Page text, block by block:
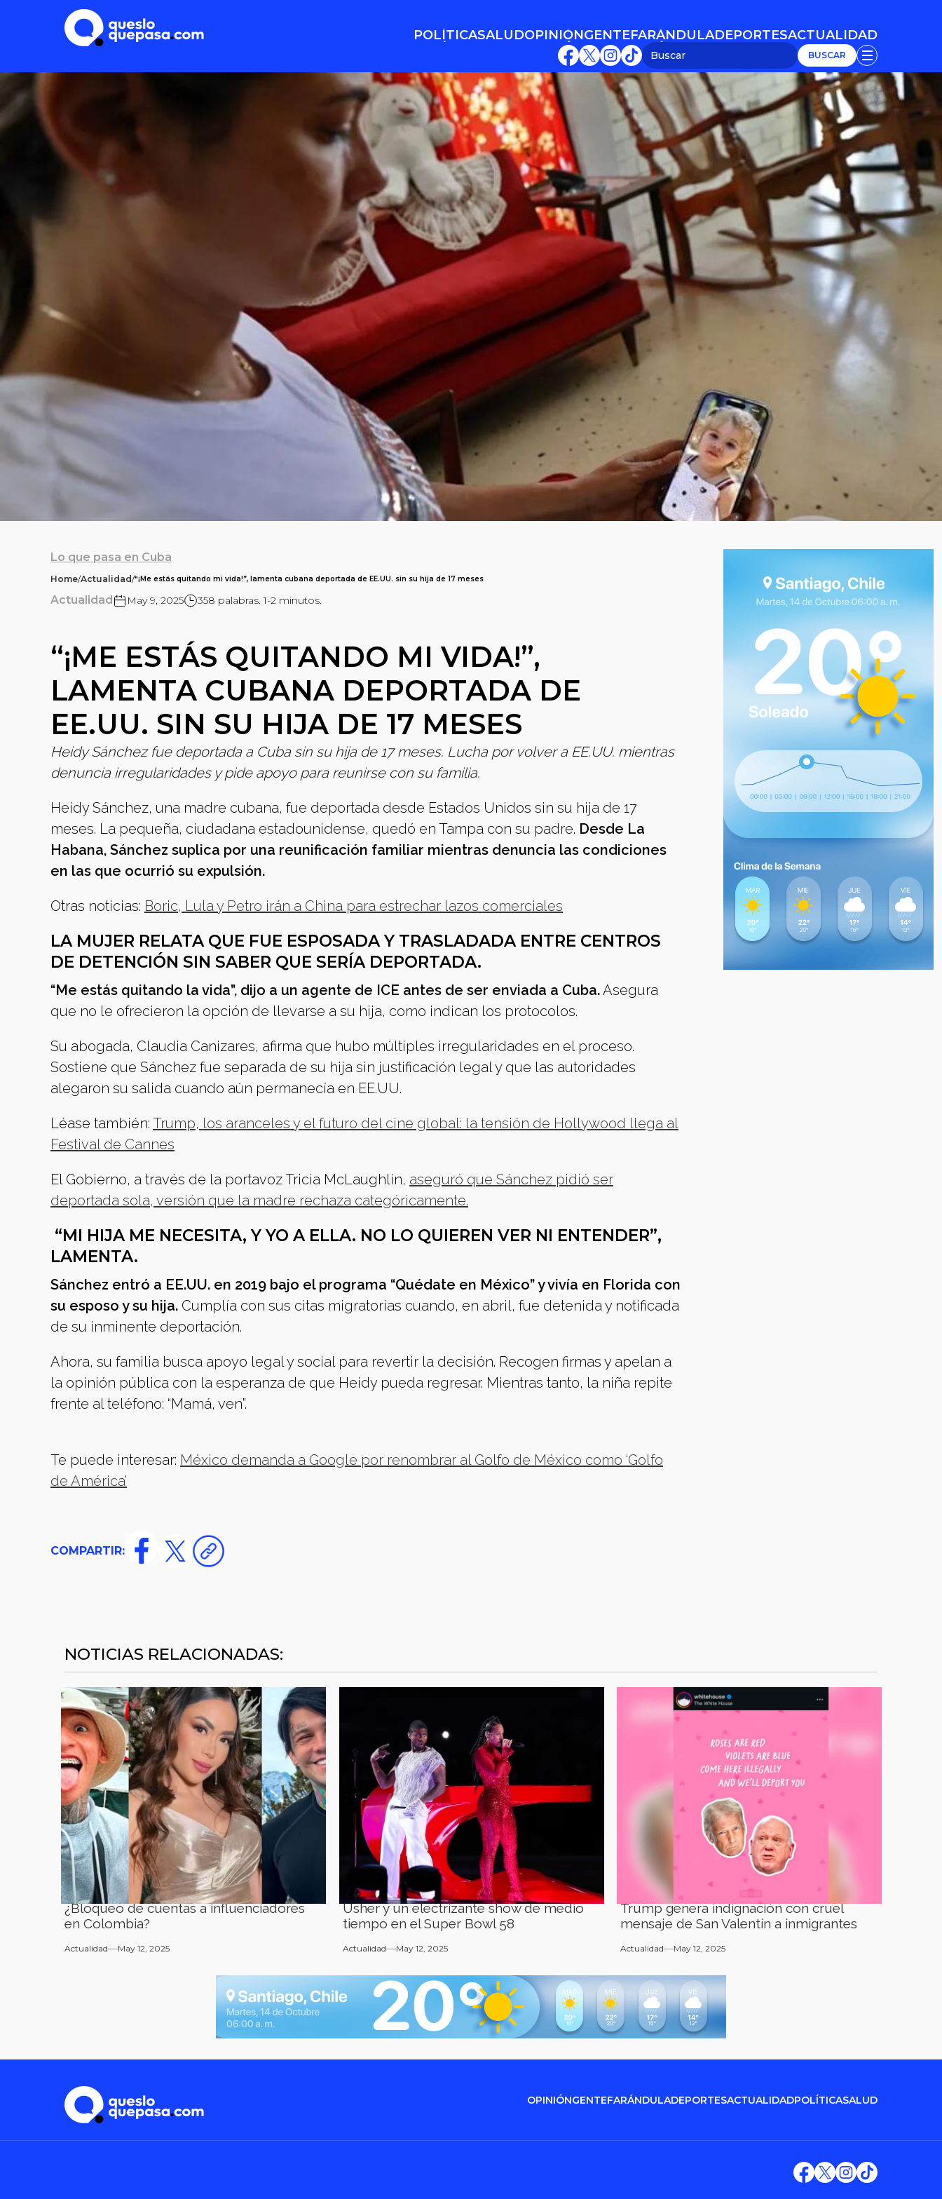
POLÍTICASALUDOPINIÓN
OPINIÓN
GENTE
GENTE
FARÁNDULA
FARÁNDULA
DEPORTESACTUALIDAD
ACTUALIDAD
Lo que pasa en Cuba
Home/Actualidad/“¡Me estás quitando mi vida!”, lamenta cubana deportada de EE.UU. sin su hija de 17 meses
Actualidad May 9, 2025 358 palabras. 1-2 minutos.
“¡ME ESTÁS QUITANDO MI VIDA!”,
LAMENTA CUBANA DEPORTADA DE
EE.UU. SIN SU HIJA DE 17 MESES
Heidy Sánchez fue deportada a Cuba sin su hija de 17 meses. Lucha por volver a EE.UU. mientras
denuncia irregularidades y pide apoyo para reunirse con su familia.
Heidy Sánchez, una madre cubana, fue deportada desde Estados Unidos sin su hija de 17
meses. La pequeña, ciudadana estadounidense, quedó en Tampa con su padre. Desde La
Habana, Sánchez suplica por una reunificación familiar mientras denuncia las condiciones
en las que ocurrió su expulsión.
Otras noticias: Boric, Lula y Petro irán a China para estrechar lazos comerciales
LA MUJER RELATA QUE FUE ESPOSADA Y TRASLADADA ENTRE CENTROS
DE DETENCIÓN SIN SABER QUE SERÍA DEPORTADA.
“Me estás quitando la vida”, dijo a un agente de ICE antes de ser enviada a Cuba.Asegura
que no le ofrecieron la opción de llevarse a su hija, como indican los protocolos.
Su abogada, Claudia Canizares, afirma que hubo múltiples irregularidades en el proceso.
Sostiene que Sánchez fue separada de su hija sin justificación legal y que las autoridades
alegaron su salida cuando aún permanecía en EE.UU.
Léase también: Trump, los aranceles y el futuro del cine global: la tensión de Hollywood llega al
Festival de Cannes
El Gobierno, a través de la portavoz Tricia McLaughlin, aseguró que Sánchez pidió ser
deportada sola, versión que la madre rechaza categóricamente.
“MI HIJA ME NECESITA, Y YO A ELLA. NO LO QUIEREN VER NI ENTENDER”,
LAMENTA.
Sánchez entró a EE.UU. en 2019 bajo el programa “Quédate en México” y vivía en Florida con
su esposo y su hija. Cumplía con sus citas migratorias cuando, en abril, fue detenida y notificada
de su inminente deportación.
Ahora, su familia busca apoyo legal y social para revertir la decisión. Recogen firmas y apelan a
la opinión pública con la esperanza de que Heidy pueda regresar. Mientras tanto, la niña repite
frente al teléfono: “Mamá, ven”.
Te puede interesar: México demanda a Google por renombrar al Golfo de México como ‘Golfo
de América’
COMPARTIR:
NOTICIAS RELACIONADAS:
¿Bloqueo de cuentas a influenciadores
en Colombia?
Actualidad May 12, 2025
Usher y un electrizante show de medio
tiempo en el Super Bowl 58
Actualidad May 12, 2025
Trump genera indignación con cruel
mensaje de San Valentín a inmigrantes
Actualidad May 12, 2025
OPINIÓNGENTEFARÁNDULADEPORTESACTUALIDADPOLÍTICASALUD